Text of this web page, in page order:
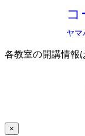
コ
ヤマ
各教室の開講情報
×